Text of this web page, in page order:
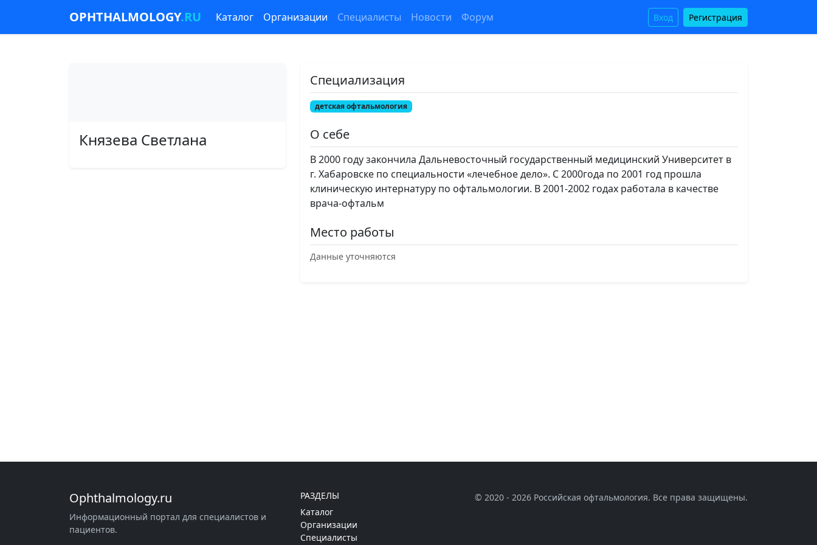
OPHTHALMOLOGY.RU Каталог Организации Специалисты Новости Форум Вход Регистрация
Князева Светлана
Специализация
детская офтальмология
О себе
В 2000 году закончила Дальневосточный государственный медицинский Университет в
г. Хабаровске по специальности «лечебное дело». С 2000года по 2001 год прошла
клиническую интернатуру по офтальмологии. В 2001-2002 годах работала в качестве
врача-офтальм
Место работы
Данные уточняются
Ophthalmology.ru
Информационный портал для специалистов и
пациентов.
РАЗДЕЛЫ
Каталог
Организации
Специалисты
© 2020 - 2026 Российская офтальмология. Все права защищены.